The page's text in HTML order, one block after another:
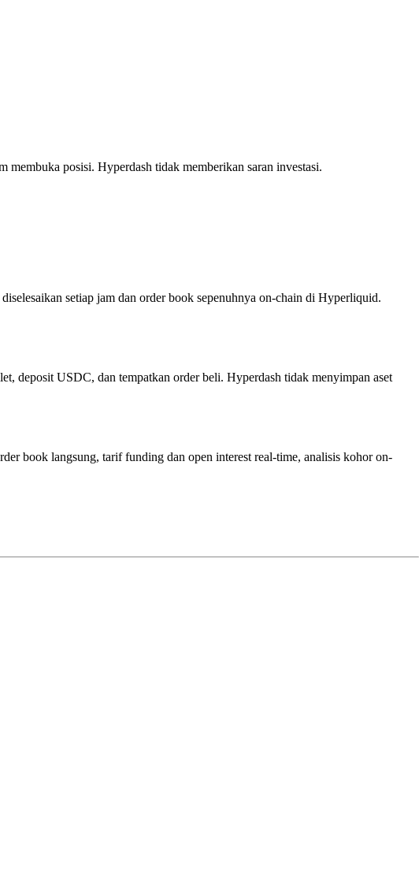
posisi. Hyperdash tidak memberikan saran investasi.
setiap jam dan order book sepenuhnya on-chain di Hyperliquid.
deposit USDC, dan tempatkan order beli. Hyperdash tidak menyimpan aset
book langsung, tarif funding dan open interest real-time, analisis kohor on-